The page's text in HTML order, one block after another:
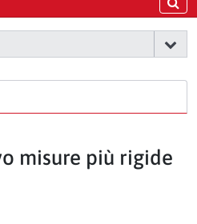
misure più rigide